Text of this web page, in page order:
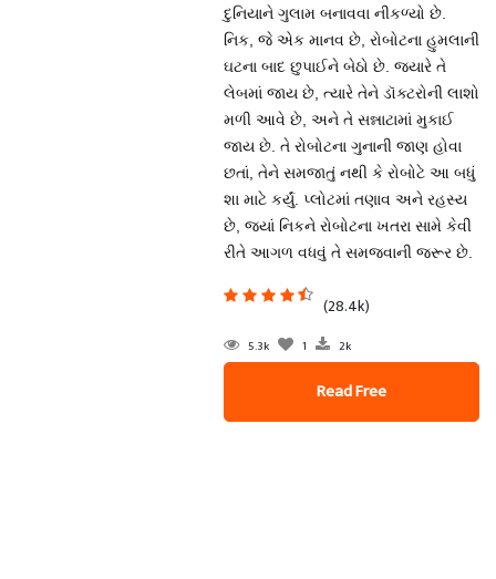
દુનિયાને ગુલામ બનાવવા નીકળ્યો છે.
નિક, જે એક માનવ છે, રોબોટના હુમલાની
ઘટના બાદ છુપાઈને બેઠો છે. જ્યારે તે
લેબમાં જાય છે, ત્યારે તેને ડૉક્ટરોની લાશો
મળી આવે છે, અને તે સન્નાટામાં મુકાઈ
જાય છે. તે રોબોટના ગુનાની જાણ હોવા
છતાં, તેને સમજાતું નથી કે રોબોટે આ બધું
શા માટે કર્યું. પ્લોટમાં તણાવ અને રહસ્ય
છે, જ્યાં નિકને રોબોટના ખતરા સામે કેવી
રીતે આગળ વધવું તે સમજવાની જરૂર છે.
(28.4k)
5.3k 1 2k
Read Free